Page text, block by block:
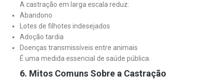
A castração em larga escala reduz:
Abandono
Lotes de filhotes indesejados
Adoção tardia
Doenças transmissíveis entre animais
É uma medida essencial de saúde pública.
6. Mitos Comuns Sobre a Castração